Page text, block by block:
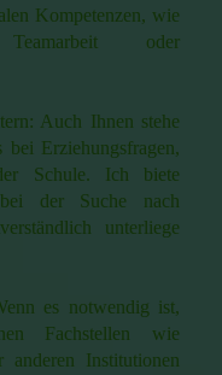
Kompetenzen, wie
oder
Auch Ihnen stehe
Erziehungsfragen,
Schule. Ich biete
der Suche nach
unterliege
es notwendig ist,
Fachstellen wie
anderen Institutionen